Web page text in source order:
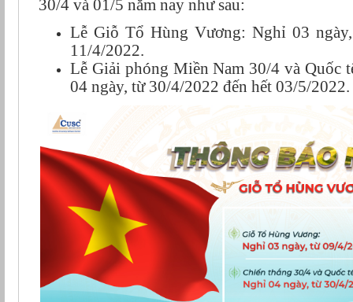
30/4 và 01/5 năm nay như sau:
Lễ Giỗ Tổ Hùng Vương: Nghỉ 03
11/4/2022.
Lễ Giải phóng Miền Nam 30/4 và Quốc
04 ngày, từ 30/4/2022 đến hết 03/5/2022.